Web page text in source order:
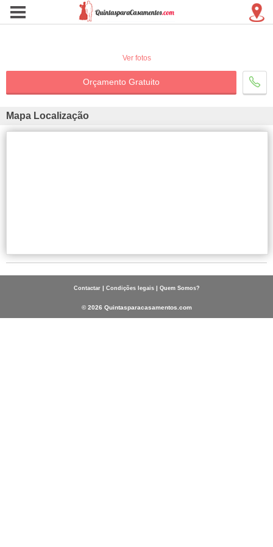
Ver fotos
Orçamento Gratuito
Mapa Localização
Contactar| Condições legais| Quem Somos?
© 2026 Quintasparacasamentos.com